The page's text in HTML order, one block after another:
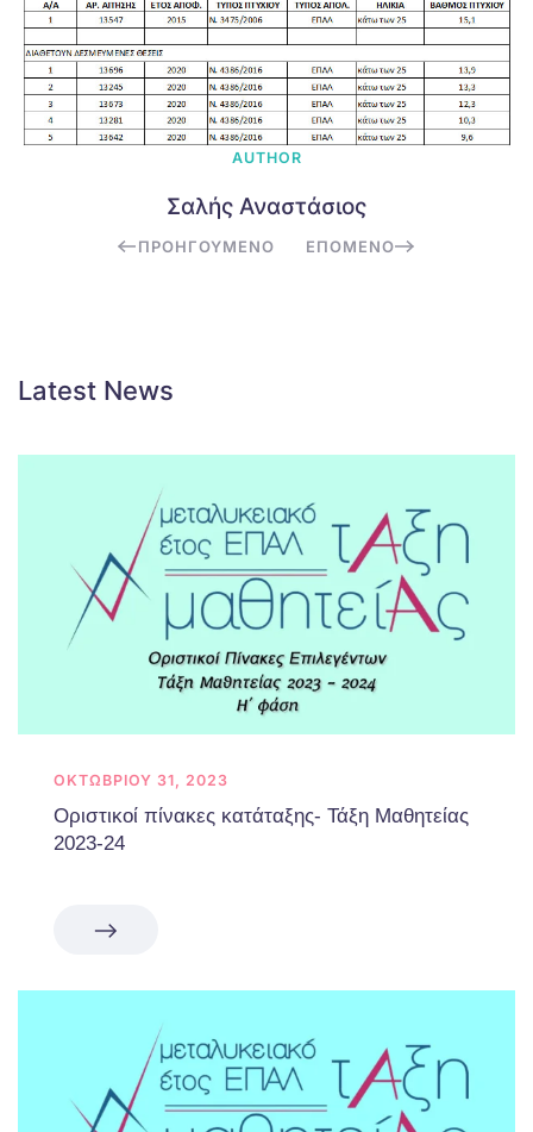
ΠΡΟΗΓΟΎΜΕΝΟ ΕΠΌΜΕΝΟ
AUTHOR
Σαλής Αναστάσιος
Latest News
ΟΚΤΩΒΡΊΟΥ 31, 2023
Οριστικοί πίνακες κατάταξης- Τάξη Μαθητείας
2023-24